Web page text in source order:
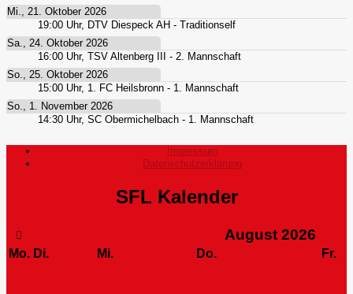
Mi., 21. Oktober 2026
19:00 Uhr, DTV Diespeck AH - Traditionself
Sa., 24. Oktober 2026
16:00 Uhr, TSV Altenberg III - 2. Mannschaft
So., 25. Oktober 2026
15:00 Uhr, 1. FC Heilsbronn - 1. Mannschaft
So., 1. November 2026
14:30 Uhr, SC Obermichelbach - 1. Mannschaft
Impressum
Datenschutzerklärung
SFL Kalender
August 2026
Mo. Di. Mi. Do. Fr.